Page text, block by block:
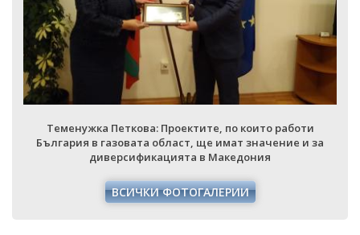
Теменужка Петкова: Проектите, по които работи
България в газовата област, ще имат значение и за
диверсификацията в Македония
ВСИЧКИ ФОТОГАЛЕРИИ